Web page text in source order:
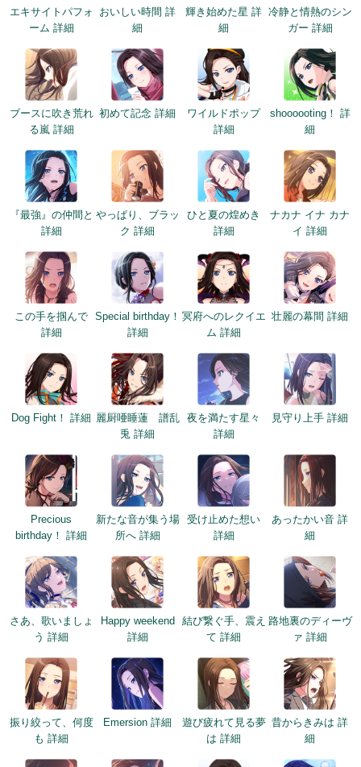
エキサイトパフォ
ーム 詳細
おいしい時間 詳
細
輝き始めた星 詳
細
冷静と情熱のシン
ガー 詳細
ブースに吹き荒れ
る嵐 詳細
初めて記念 詳細
ワイルドポップ
詳細
shoooooting！ 詳
細
『最強』の仲間と
詳細
やっぱり、ブラッ
ク 詳細
ひと夏の煌めき
詳細
ナカナ イナ カナ
イ 詳細
この手を掴んで
詳細
Special birthday！
詳細
冥府へのレクイエ
ム 詳細
壮麗の幕間 詳細
Dog Fight！ 詳細 麗厨唖睡蓮 譜乱
兎 詳細
夜を満たす星々
詳細
見守り上手 詳細
Precious
birthday！ 詳細
新たな音が集う場
所へ 詳細
受け止めた想い
詳細
あったかい音 詳
細
さあ、歌いましょ
う 詳細
Happy weekend
詳細
結び繋ぐ手、震え
て 詳細
路地裏のディーヴ
ァ 詳細
振り絞って、何度
も 詳細
Emersion 詳細
遊び疲れて見る夢
は 詳細
昔からきみは 詳
細